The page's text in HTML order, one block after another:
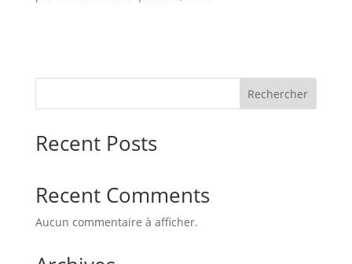
Rechercher
Recent Posts
Recent Comments
Aucun commentaire à afficher.